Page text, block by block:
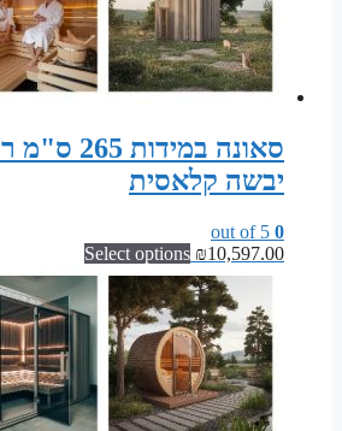
יבשה קלאסית
0
₪10,597.00
Select options